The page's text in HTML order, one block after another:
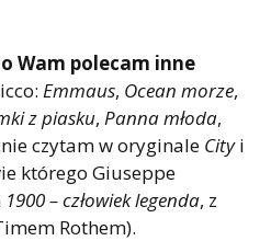
Wam polecam inne
Emmaus, Ocean morze,
z piasku, Panna młoda,
czytam w oryginale Cityi
którego Giuseppe
1900 – człowiek legenda, z
Rothem).